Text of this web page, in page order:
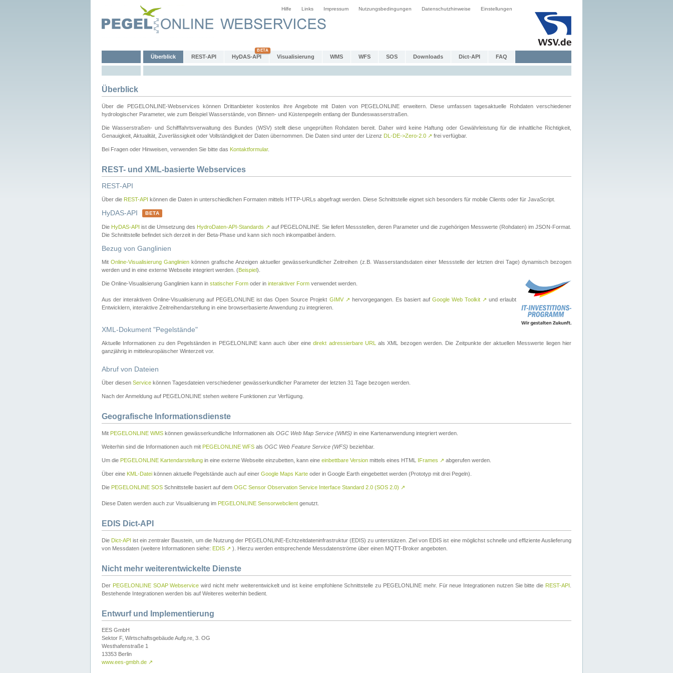
Hilfe Links Impressum Nutzungsbedingungen Datenschutzhinweise Einstellungen
Überblick REST-API HyDAS-API Visualisierung WMS WFS SOS Downloads Dict-API FAQ
Überblick
Über die PEGELONLINE-Webservices können Drittanbieter kostenlos ihre Angebote mit Daten von PEGELONLINE erweitern. Diese umfassen tagesaktuelle Rohdaten verschiedener
hydrologischer Parameter, wie zum Beispiel Wasserstände, von Binnen- und Küstenpegeln entlang der Bundeswasserstraßen.
Die Wasserstraßen- und Schifffahrtsverwaltung des Bundes (WSV) stellt diese ungeprüften Rohdaten bereit. Daher wird keine Haftung oder Gewährleistung für die inhaltliche Richtigkeit,
Genauigkeit, Aktualität, Zuverlässigkeit oder Vollständigkeit der Daten übernommen. Die Daten sind unter der Lizenz DL-DE->Zero-2.0 ↗ frei verfügbar.
Bei Fragen oder Hinweisen, verwenden Sie bitte das Kontaktformular.
REST- und XML-basierte Webservices
REST-API
Über die REST-API können die Daten in unterschiedlichen Formaten mittels HTTP-URLs abgefragt werden. Diese Schnittstelle eignet sich besonders für mobile Clients oder für JavaScript.
HyDAS-API BETA
Die HyDAS-API ist die Umsetzung des HydroDaten-API-Standards ↗ auf PEGELONLINE. Sie liefert Messstellen, deren Parameter und die zugehörigen Messwerte (Rohdaten) im JSON-Format.
Die Schnittstelle befindet sich derzeit in der Beta-Phase und kann sich noch inkompatibel ändern.
Bezug von Ganglinien
MitOnline-Visualisierung Ganglinien können grafische Anzeigen aktueller gewässerkundlicher Zeitreihen (z.B. Wasserstandsdaten einer Messstelle der letzten drei Tage) dynamisch bezogen
werden und in eine externe Webseite integriert werden. (Beispiel).
Die Online-Visualisierung Ganglinien kann in statischer Form oder in interaktiver Form verwendet werden.
Aus der interaktiven Online-Visualisierung auf PEGELONLINE ist das Open Source Projekt GIMV ↗ hervorgegangen. Es basiert auf Google Web Toolkit ↗ und erlaubt
Entwicklern, interaktive Zeitreihendarstellung in eine browserbasierte Anwendung zu integrieren.
XML-Dokument "Pegelstände"
Aktuelle Informationen zu den Pegelständen in PEGELONLINE kann auch über einedirekt adressierbare URL
als XML bezogen werden. Die Zeitpunkte der aktuellen Messwerte liegen hier
ganzjährig in mitteleuropäischer Winterzeit vor.
Abruf von Dateien
Über diesen Service können Tagesdateien verschiedener gewässerkundlicher Parameter der letzten 31 Tage bezogen werden.
Nach der Anmeldung auf PEGELONLINE stehen weitere Funktionen zur Verfügung.
Geografische Informationsdienste
Mit PEGELONLINE WMS können gewässerkundliche Informationen als OGC Web Map Service (WMS) in eine Kartenanwendung integriert werden.
Weiterhin sind die Informationen auch mit PEGELONLINE WFS als OGC Web Feature Service (WFS) beziehbar.
Um die PEGELONLINE Kartendarstellung in eine externe Webseite einzubetten, kann eine einbettbare Version mittels eines HTML IFrames ↗ abgerufen werden.
Über eine KML-Datei können aktuelle Pegelstände auch auf einer Google Maps Karte oder in Google Earth eingebettet werden (Prototyp mit drei Pegeln).
Die PEGELONLINE SOS Schnittstelle basiert auf dem OGC Sensor Observation Service Interface Standard 2.0 (SOS 2.0) ↗
Diese Daten werden auch zur Visualisierung im PEGELONLINE Sensorwebclient genutzt.
EDIS Dict-API
Die Dict-API ist ein zentraler Baustein, um die Nutzung der PEGELONLINE-Echtzeitdateninfrastruktur (EDIS) zu unterstützen. Ziel von EDIS ist eine möglichst schnelle und effiziente Auslieferung
von Messdaten (weitere Informationen siehe: EDIS ↗ ). Hierzu werden entsprechende Messdatenströme über einen MQTT-Broker angeboten.
Nicht mehr weiterentwickelte Dienste
Der PEGELONLINE SOAP Webservice wird nicht mehr weiterentwickelt und ist keine empfohlene Schnittstelle zu PEGELONLINE mehr. Für neue Integrationen nutzen Sie bitte die REST-API
Bestehende Integrationen werden bis auf Weiteres weiterhin bedient.
Entwurf und Implementierung
EES GmbH
Sektor F, Wirtschaftsgebäude Aufg.re, 3. OG
Westhafenstraße 1
13353 Berlin
www.ees-gmbh.de ↗